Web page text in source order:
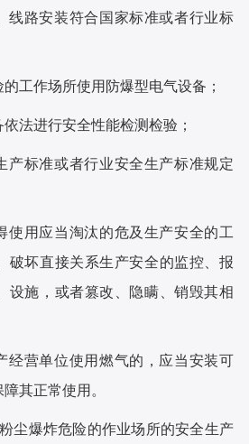
线路安装符合国家标准或者行业标
的工作场所使用防爆型电气设备；
依法进行安全性能检测检验；
产标准或者行业安全生产标准规定
使用应当淘汰的危及生产安全的工
破坏直接关系生产安全的监控、报
设施，或者篡改、隐瞒、销毁其相
经营单位使用燃气的，应当安装可
其正常使用。
尘爆炸危险的作业场所的安全生产